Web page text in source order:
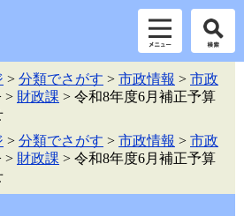
> 分類でさがす > 市政情報 > 市政
> 財政課 > 令和8年度6月補正予算
> 分類でさがす > 市政情報 > 市政
> 財政課 > 令和8年度6月補正予算